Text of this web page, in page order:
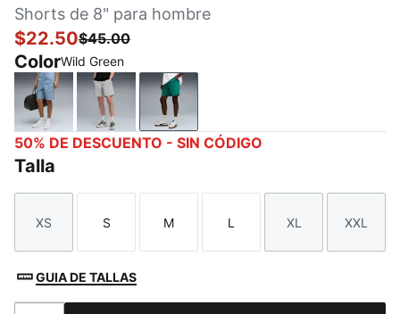
Shorts de 8" para hombre
$22.50$45.00
ColorWild Green
Cool BlueGray EchoWild Green
50% DE DESCUENTO - SIN CÓDIGO
Talla
Talla
XS
Talla
S
Talla
M
Talla
L
Talla
XL
Talla
XXL
GUIA DE TALLAS